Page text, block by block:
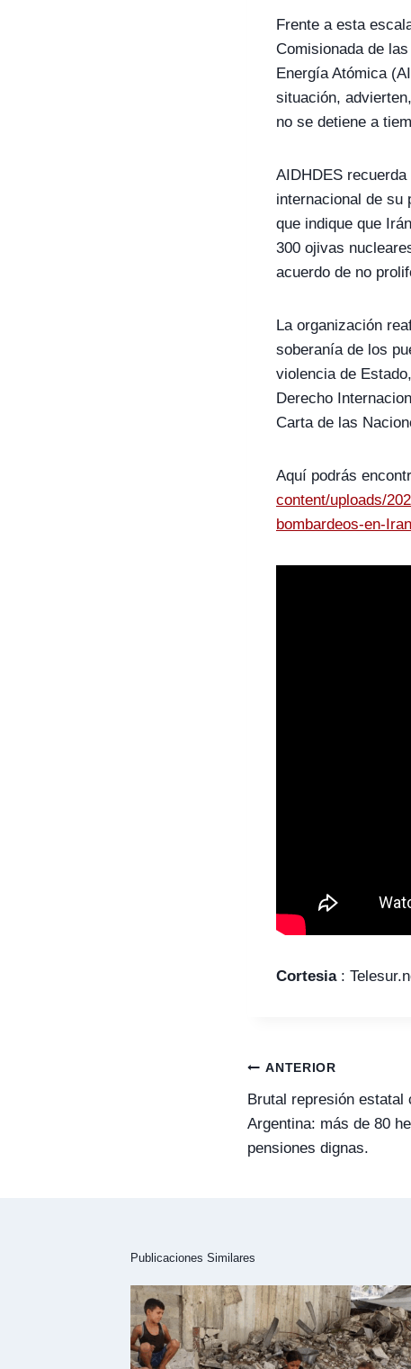
Frente a esta
Comisionada de
Energía Atómica
situación,
no se detiene a
AIDHDES
internacional de su
que indique que
300 ojivas
acuerdo de no
La organización
soberanía de los
violencia de
Derecho
Carta de las
Aquí podrás
content/uploads/
bombardeos-en-
Cortesia:
Navegación
entradas
ANTERIOR
Brutal represión estatal
Argentina: más de 80
pensiones dignas.
Publicaciones Similares